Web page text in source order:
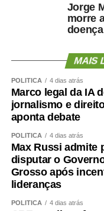
Nota na íntegra:
Política se faz com
Wellington Fagundes
demonstraram
significado desses
apodrecer a boa
Aceitei o convite
governador, a chapa
Fagundes. A decisão
informal ou de uma
uma escolha política
formalizada dentro
Jorge
morre
doença
MAIS
POLÍTICA 4 dias atrás
Marco legal da IA
jornalismo e
aponta debate
POLÍTICA 4 dias atrás
Max Russi admite
disputar o
Grosso após
lideranças
POLÍTICA 4 dias atrás